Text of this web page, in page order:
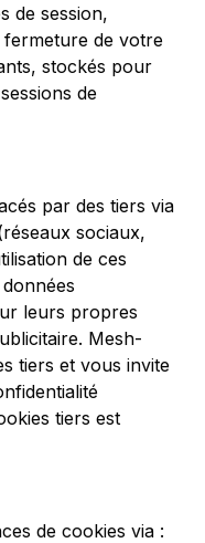
de session,
fermeture de votre
stockés pour
de
par des tiers via
sociaux,
de ces
leurs propres
Mesh-
tiers et vous invite
tiers est
de cookies via :